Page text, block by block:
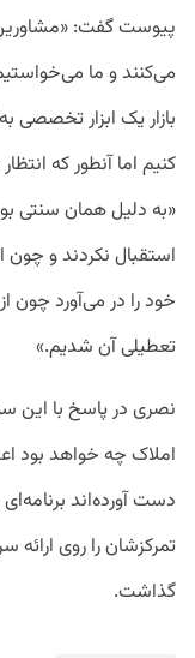
پیوست گفت:
می‌کنند و ما
بازار یک ابزار تخصصی
کنیم اما آنطور که
«به دلیل همان سنتی
استقبال نکردند و چون
خود را در می‌آورد
تعطیلی آن شدیم.»
نصری در پاسخ با این
املاک چه خواهد بود
دست آورده‌اند برنامه‌ای
تمرکزشان را روی ارائه
گذاشت.